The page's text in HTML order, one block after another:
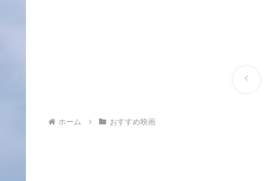
前
ホーム おすすめ映画